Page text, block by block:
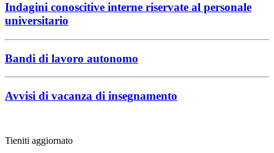
Indagini conoscitive interne riservate al personale
universitario
Bandi di lavoro autonomo
Avvisi di vacanza di insegnamento
Tieniti aggiornato